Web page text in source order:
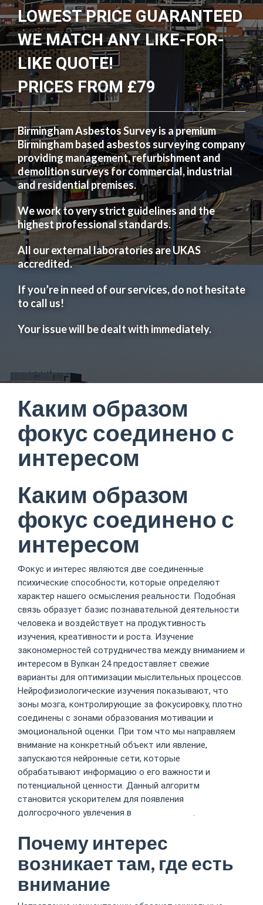
LOWEST PRICE GUARANTEED
WE MATCH ANY LIKE-FOR-
LIKE QUOTE!
PRICES FROM £79
Birmingham Asbestos Survey is a premium
Birmingham based asbestos surveying company
providing management, refurbishment and
demolition surveys for commercial, industrial
and residential premises.
We work to very strict guidelines and the
highest professional standards.
All our external laboratories are UKAS
accredited.
If you’re in need of our services, do not hesitate
to call us!
Your issue will be dealt with immediately.
Каким образом
фокус соединено с
интересом
Каким образом
фокус соединено с
интересом
Фокус и интерес являются две соединенные
психические способности, которые определяют
характер нашего осмысления реальности. Подобная
связь образует базис познавательной деятельности
человека и воздействует на продуктивность
изучения, креативности и роста. Изучение
закономерностей сотрудничества между вниманием и
интересом в Вулкан 24 предоставляет свежие
варианты для оптимизации мыслительных процессов.
Нейрофизиологические изучения показывают, что
зоны мозга, контролирующие за фокусировку, плотно
соединены с зонами образования мотивации и
эмоциональной оценки. При том что мы направляем
внимание на конкретный объект или явление,
запускаются нейронные сети, которые
обрабатывают информацию о его важности и
потенциальной ценности. Данный алгоритм
становится ускорителем для появления
долгосрочного увлечения в
Почему интерес
возникает там, где есть
внимание